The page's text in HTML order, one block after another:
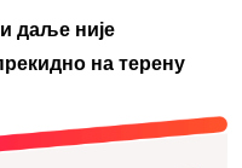
даље није
на терену